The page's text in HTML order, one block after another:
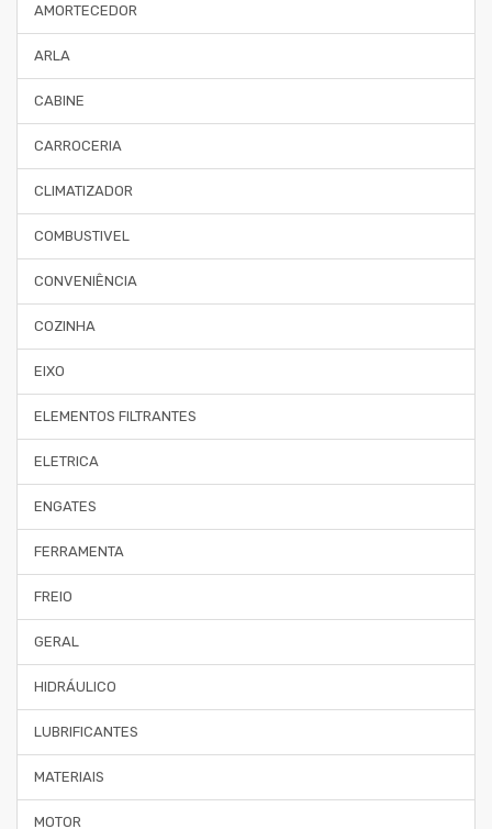
AMORTECEDOR
ARLA
CABINE
CARROCERIA
CLIMATIZADOR
COMBUSTIVEL
CONVENIÊNCIA
COZINHA
EIXO
ELEMENTOS FILTRANTES
ELETRICA
ENGATES
FERRAMENTA
FREIO
GERAL
HIDRÁULICO
LUBRIFICANTES
MATERIAIS
MOTOR